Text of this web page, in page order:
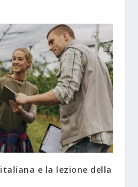
e la lezione della